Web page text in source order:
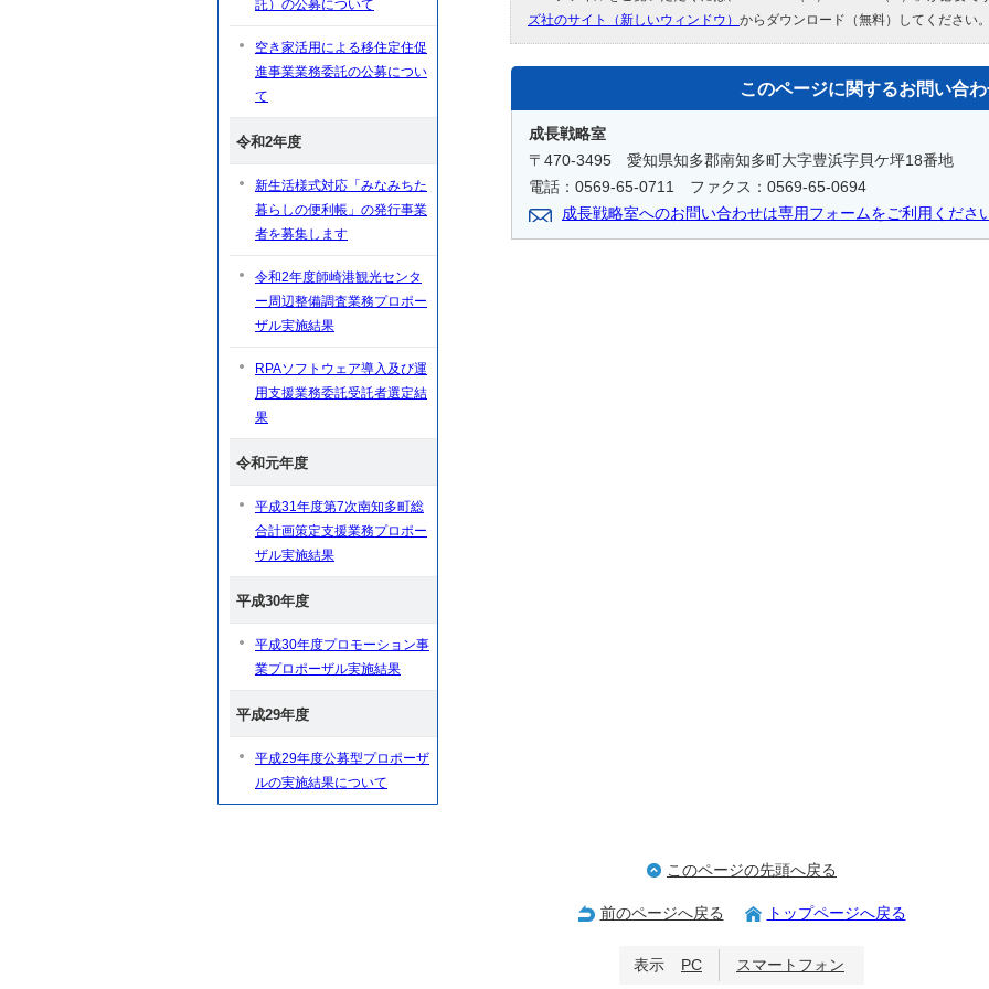
ズ社のサイト（新しいウィンドウ） からダウンロード（無料）してください。
このページに関するお問い合
成長戦略室
〒470-3495 愛知県知多郡南知多町大字豊浜字貝ケ坪18番地
電話：0569-65-0711 ファクス：0569-65-0694
成長戦略室へのお問い合わせは専用フォームをご利用くださ
託）の公募について
空き家活用による移住定住促
進事業業務委託の公募につい
て
令和2年度
新生活様式対応「みなみちた
暮らしの便利帳」の発行事業
者を募集します
令和2年度師崎港観光センタ
ー周辺整備調査業務プロポー
ザル実施結果
RPAソフトウェア導入及び運
用支援業務委託受託者選定結
果
令和元年度
平成31年度第7次南知多町総
合計画策定支援業務プロポー
ザル実施結果
平成30年度
平成30年度プロモーション事
業プロポーザル実施結果
平成29年度
平成29年度公募型プロポーザ
ルの実施結果について
このページの先頭へ戻る
前のページへ戻る トップページへ戻る
表示 PC スマートフォン